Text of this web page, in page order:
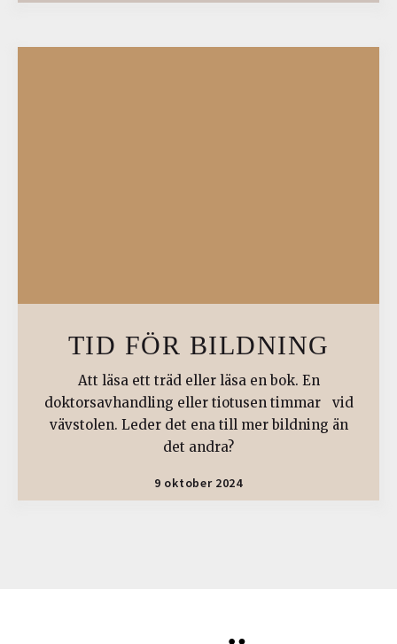
TID FÖR BILDNING
Att läsa ett träd eller läsa en bok. En
doktorsavhandling eller tiotusen timmar vid
vävstolen. Leder det ena till mer bildning än
det andra?
9 oktober 2024